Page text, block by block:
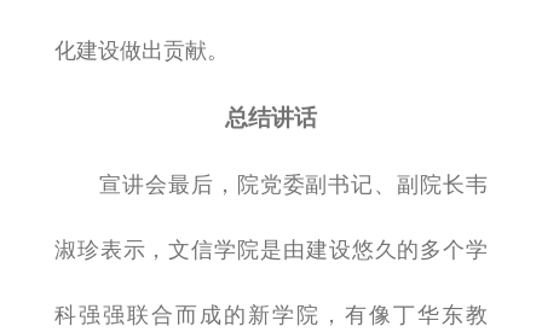
化建设做出贡献。
总结讲话
宣讲会最后，院党委副书记、副院长韦
淑珍表示，文信学院是由建设悠久的多个学
科强强联合而成的新学院，有像丁华东教